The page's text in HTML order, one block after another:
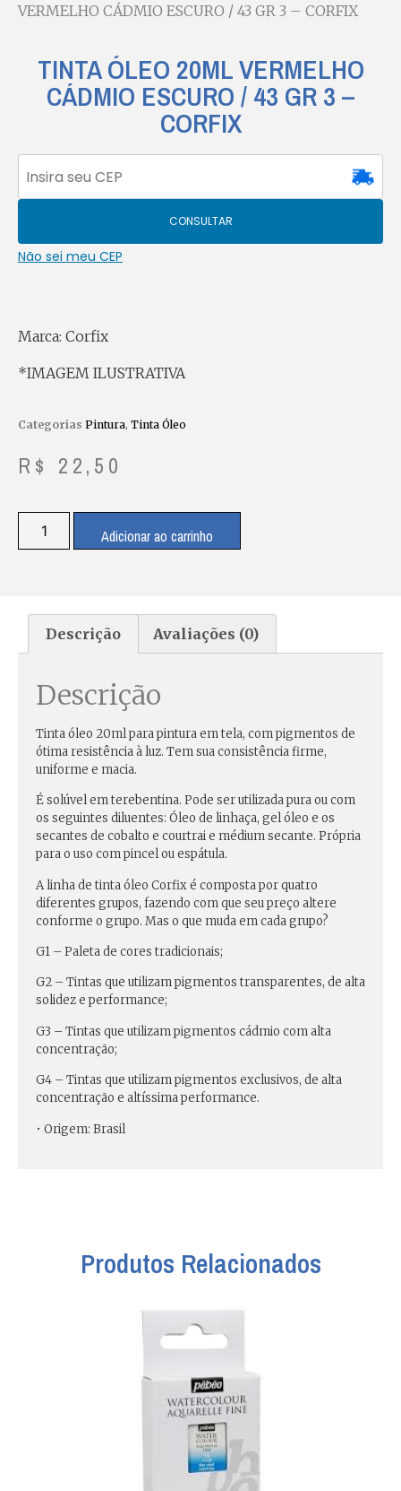
VERMELHO CÁDMIO ESCURO / 43 GR 3 – CORFIX
TINTA ÓLEO 20ML VERMELHO
CÁDMIO ESCURO / 43 GR 3 –
CORFIX
CONSULTAR
Não sei meu CEP
Marca: Corfix
*IMAGEM ILUSTRATIVA
Categorias Pintura, Tinta Óleo
R$ 22,50
Adicionar ao carrinho
Descrição Avaliações (0)
Descrição
Tinta óleo 20ml para pintura em tela, com pigmentos de
ótima resistência à luz. Tem sua consistência firme,
uniforme e macia.
É solúvel em terebentina. Pode ser utilizada pura ou com
os seguintes diluentes: Óleo de linhaça, gel óleo e os
secantes de cobalto e courtrai e médium secante. Própria
para o uso com pincel ou espátula.
A linha de tinta óleo Corfix é composta por quatro
diferentes grupos, fazendo com que seu preço altere
conforme o grupo. Mas o que muda em cada grupo?
G1 – Paleta de cores tradicionais;
G2 – Tintas que utilizam pigmentos transparentes, de alta
solidez e performance;
G3 – Tintas que utilizam pigmentos cádmio com alta
concentração;
G4 – Tintas que utilizam pigmentos exclusivos, de alta
concentração e altíssima performance.
• Origem: Brasil
Produtos Relacionados